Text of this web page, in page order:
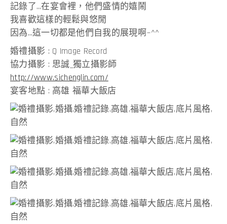
記錄了…在宴會裡，他們盛情的嬉鬧
我喜歡這樣的輕鬆與悠閒
因為…這一切都是他們自我的展現啊~^^
婚禮攝影 : Q Image Record
協力攝影 : 思誠_獨立攝影師
http://www.sichenglin.com/
宴客地點 : 高雄 福華大飯店